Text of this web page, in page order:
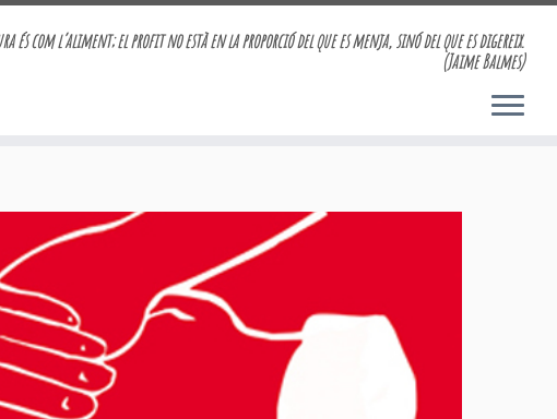
és com l’aliment; el profit no està en la proporció del que es menja, sinó del que es digereix.
(Jaime Balmes)